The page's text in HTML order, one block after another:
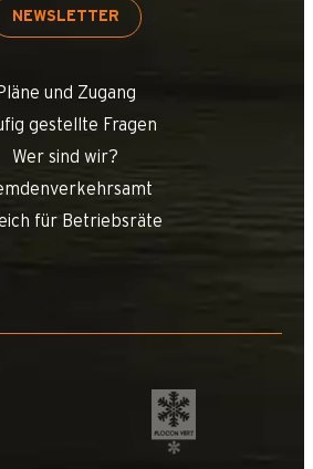
NEWSLETTER
und Zugang
gestellte Fragen
Wer sind wir?
für Betriebsräte